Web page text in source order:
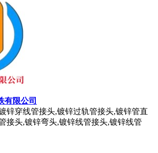
有限公司
锌穿线管接头,镀锌过轨管接头,镀锌管直
接头,镀锌弯头,镀锌线管接头,镀锌线管